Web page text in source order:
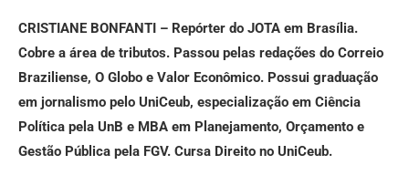
CRISTIANE BONFANTI – Repórter do JOTA em Brasília.
Cobre a área de tributos. Passou pelas redações do Correio
Braziliense, O Globo e Valor Econômico. Possui graduação
em jornalismo pelo UniCeub, especialização em Ciência
Política pela UnB e MBA em Planejamento, Orçamento e
Gestão Pública pela FGV. Cursa Direito no UniCeub.